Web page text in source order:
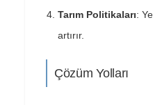
Tarım Politikaları:
artırır.
Çözüm Yolları